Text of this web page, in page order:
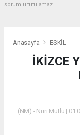
sorumlu tutulamaz.
Anasayfa ESKİL
İKİZCE
(NM) - Nuri Mutlu |